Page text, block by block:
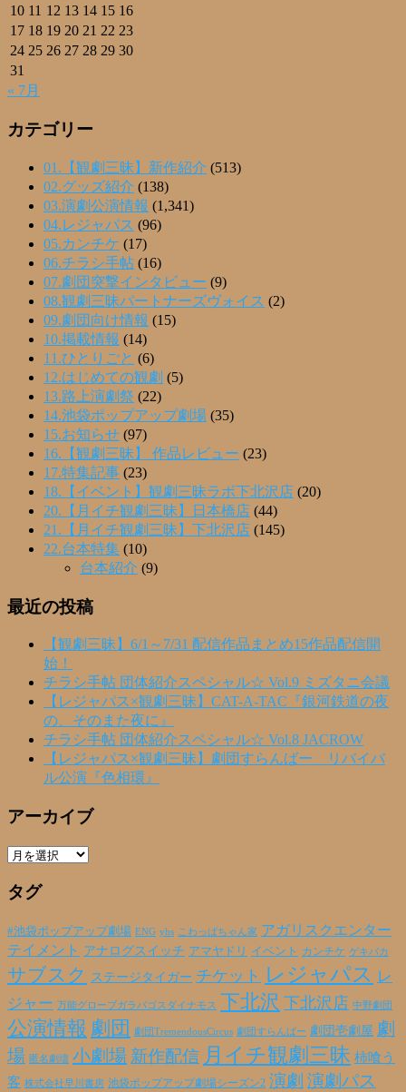
10 11 12 13 14 15 16
17 18 19 20 21 22 23
24 25 26 27 28 29 30
31
« 7月
カテゴリー
01.【観劇三昧】新作紹介 (513)
02.グッズ紹介 (138)
03.演劇公演情報 (1,341)
04.レジャパス (96)
05.カンチケ (17)
06.チラシ手帖 (16)
07.劇団突撃インタビュー (9)
08.観劇三昧パートナーズヴォイス (2)
09.劇団向け情報 (15)
10.掲載情報 (14)
11.ひとりごと (6)
12.はじめての観劇 (5)
13.路上演劇祭 (22)
14.池袋ポップアップ劇場 (35)
15.お知らせ (97)
16.【観劇三昧】 作品レビュー (23)
17.特集記事 (23)
18.【イベント】観劇三昧ラボ下北沢店 (20)
20.【月イチ観劇三昧】日本橋店 (44)
21.【月イチ観劇三昧】下北沢店 (145)
22.台本特集 (10)
台本紹介 (9)
最近の投稿
【観劇三昧】6/1～7/31 配信作品まとめ15作品配信開
始！
チラシ手帖 団体紹介スペシャル☆ Vol.9 ミズタニ会議
【レジャパス×観劇三昧】CAT-A-TAC『銀河鉄道の夜
の、そのまた夜に』
チラシ手帖 団体紹介スペシャル☆ Vol.8 JACROW
【レジャパス×観劇三昧】劇団すらんばー リバイバ
ル公演『色相環』
アーカイブ
ア
カ
ブ
タグ
#池袋ポップアップ劇場 ENG yhs こわっぱちゃん家 アガリスクエンター
テイメント アナログスイッチ アマヤドリ イベント カンチケ ゲキバカ
サブスク ステージタイガー チケット レジャパス レ
ジャー 万能グローブガラパゴスダイナモス 下北沢 下北沢店 中野劇団
公演情報 劇団 劇団TremendousCircus 劇団すらんばー 劇団壱劇屋 劇
場 匿名劇壇 小劇場 新作配信 月イチ観劇三昧 柿喰う
客 株式会社早川書房 池袋ポップアップ劇場シーズン2 演劇 演劇パス